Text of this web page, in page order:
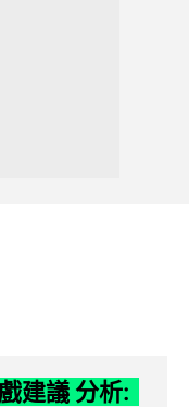
建議 分析: